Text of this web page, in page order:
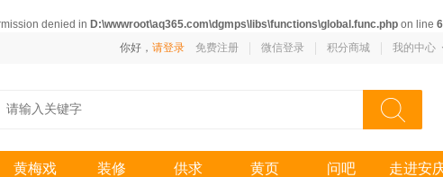
denied in D:\wwwroot\aq365.com\dgmps\libs\functions\global.func.php on line
你好， 请登录 免费注册 微信登录 积分商城 我的中心
黄梅戏 装修 供求 黄页 问吧 走进安